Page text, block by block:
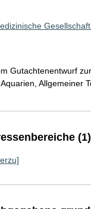
Gutachtenentwurf
Allgemeiner
(1)